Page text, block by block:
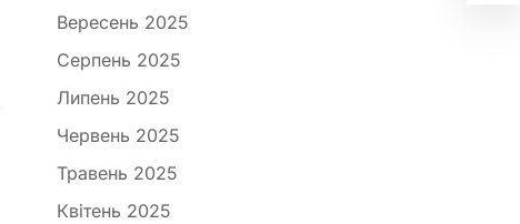
Вересень 2025
Серпень 2025
Липень 2025
Червень 2025
Травень 2025
Квітень 2025